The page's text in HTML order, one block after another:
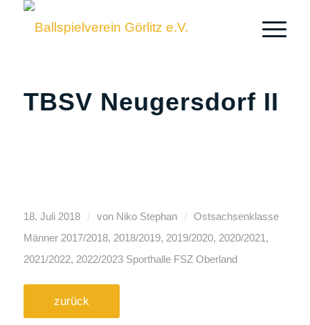
TBSV Neugersdorf II
18. Juli 2018 / von Niko Stephan /
Ostsachsenklasse
Männer 2017/2018, 2018/2019, 2019/2020, 2020/2021 ,
2021/2022, 2022/2023 Sporthalle FSZ Oberland
zurück